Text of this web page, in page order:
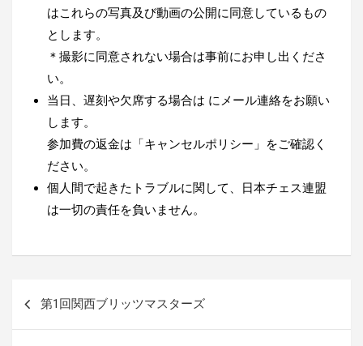
はこれらの写真及び動画の公開に同意しているもの
とします。
＊撮影に同意されない場合は事前にお申し出くださ
い。
当日、遅刻や欠席する場合は にメール連絡をお願い
します。
参加費の返金は「キャンセルポリシー」をご確認く
ださい。
個人間で起きたトラブルに関して、日本チェス連盟
は一切の責任を負いません。
第1回関西ブリッツマスターズ